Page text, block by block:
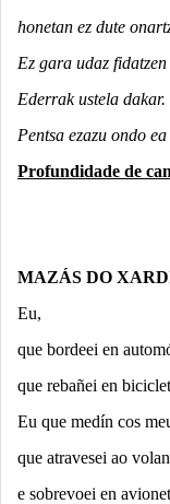
honetan ez dute
Ez gara udaz fidatzen
Ederrak ustela dakar.
Pentsa ezazu ondo
Profundidade de
MAZÁS DO
Eu,
que bordeei en
que rebañei en
Eu que medín cos
que atravesei ao
e sobrevoei en